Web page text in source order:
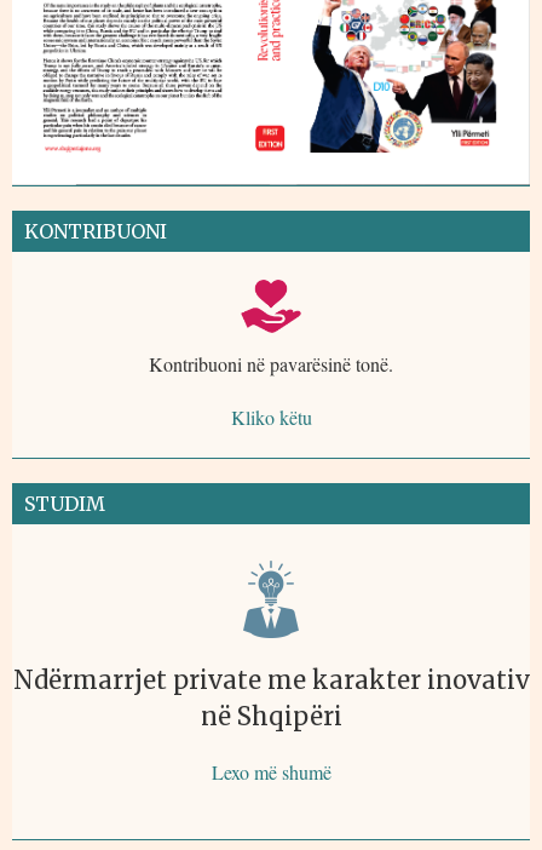
KONTRIBUONI
Kontribuoni në pavarësinë tonë.
Kliko këtu
STUDIM
Ndërmarrjet private me karakter inovativ
në Shqipëri
Lexo më shumë